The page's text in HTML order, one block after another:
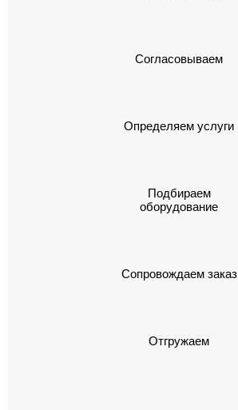
Согласовываем
Определяем услуги
Подбираем
оборудование
Сопровождаем заказ
Отгружаем